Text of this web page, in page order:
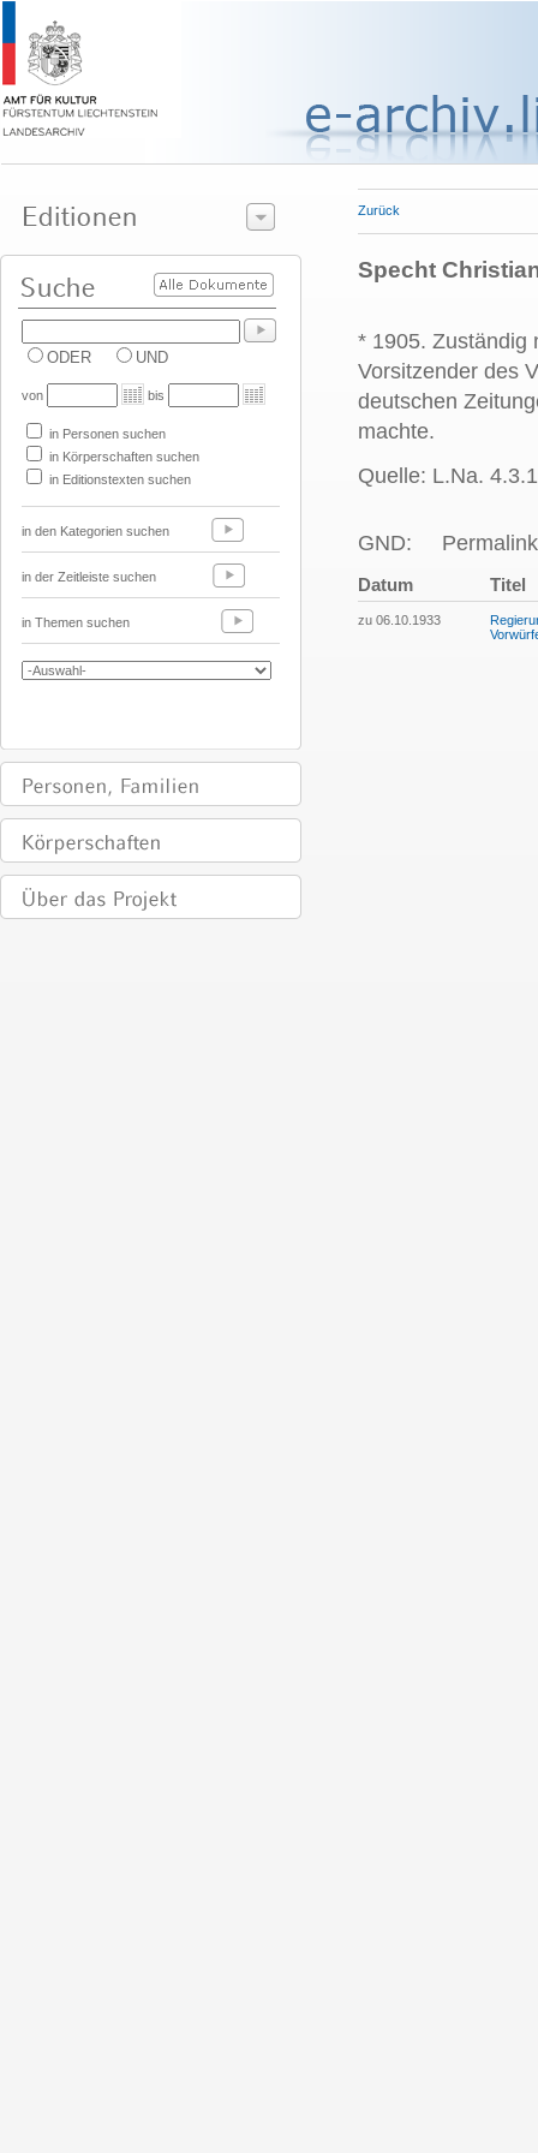
ODER UND
von bis
in Personen suchen
in Körperschaften suchen
in Editionstexten suchen
in den Kategorien suchen
in der Zeitleiste suchen
in Themen suchen
Zurück
Specht
* 1905. Zuständig
Vorsitzender des
deutschen
machte.
Quelle: L.Na.
GND:
Datum Titel
zu 06.10.1933